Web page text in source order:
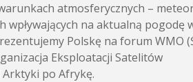
atmosferycznych –
na aktualną pogodę
Polskę na forum WMO
Eksploatacji Satelitów
Arktyki po Afrykę.